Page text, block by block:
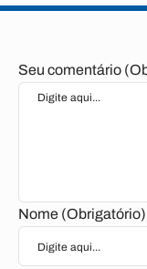
Seu comentário
Nome (Obrigatório)